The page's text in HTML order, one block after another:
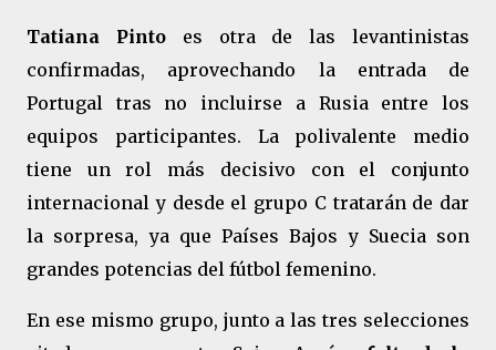
Tatiana Pintoes otra de las levantinistas
confirmadas, aprovechando la entrada de
Portugal tras no incluirse a Rusia entre los
equipos participantes. La polivalente medio
tiene un rol más decisivo con el conjunto
internacional y desde el grupo C tratarán de dar
la sorpresa, ya que Países Bajos y Suecia son
grandes potencias del fútbol femenino.
En ese mismo grupo, junto a las tres selecciones